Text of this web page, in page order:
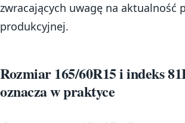
zwracających uwagę na aktualność
produkcyjnej.
Rozmiar 165/60R15 i indeks
oznacza w praktyce